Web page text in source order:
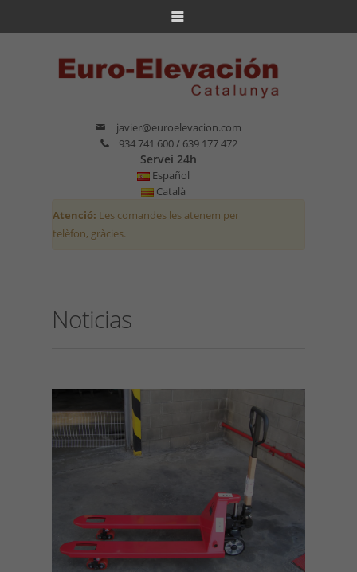
javier@euroelevacion.com
934 741 600 / 639 177 472
Servei 24h
Español
Català
Atenció: Les comandes les atenem per
telèfon, gràcies.
Noticias